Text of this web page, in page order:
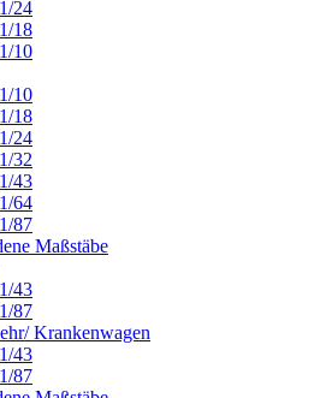
24
18
10
10
18
24
32
43
64
87
Maßstäbe
43
87
Krankenwagen
43
87